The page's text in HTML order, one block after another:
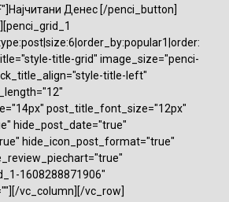
Денес [/penci_button]
title-grid" image_size="penci-
title-left"
post_title_font_size="12px"
hide_post_date="true"
hide_icon_post_format="true"
1608288871906"
vc_column][/vc_row]